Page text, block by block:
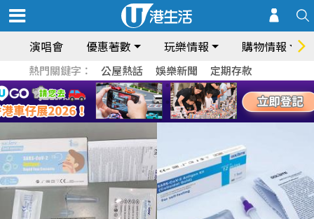
演唱會 優惠著數 玩樂情報 購物情報
熱門關鍵字： 公屋熱話 娛樂新聞 定期存款